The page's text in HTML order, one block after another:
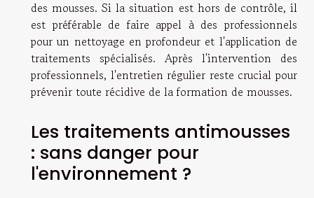
des mousses. Si la situation est hors de contrôle, il
est préférable de faire appel à des professionnels
pour un nettoyage en profondeur et l'application de
traitements spécialisés. Après l'intervention des
professionnels, l'entretien régulier reste crucial pour
prévenir toute récidive de la formation de mousses.
Les traitements antimousses
: sans danger pour
l'environnement ?